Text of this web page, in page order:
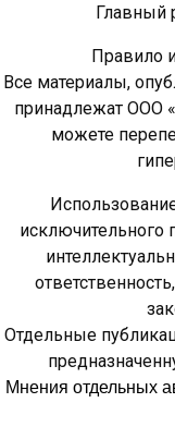
Главный
Правило
Все материалы,
принадлежат ООО
можете
исключительного
Отдельные
Мнения отдельных